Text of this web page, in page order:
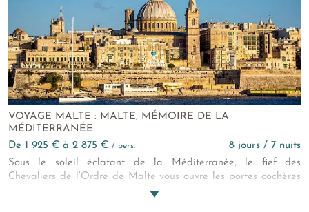
VOYAGE MALTE : MALTE, MÉMOIRE DE LA
MÉDITERRANÉE
de 1 925 € à 2 875 € / pers.
8 jours / 7 nuits
Sous le soleil éclatant de la Méditerranée, le fief des
Chevaliers de l’Ordre de Malte vous ouvre les portes cochères
de ses cités culturelles et les parois rocheuses de ses grottes